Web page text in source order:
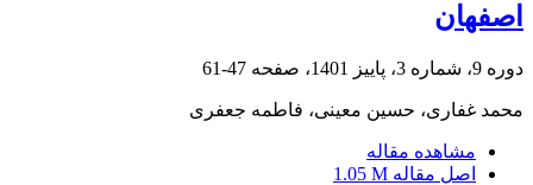
اصفهان
دوره 9، شماره 3، پاییز 1401، صفحه 47-61
محمد غفاری، حسین معینی، فاطمه جعفری
مشاهده مقاله
اصل مقاله 1.05 M